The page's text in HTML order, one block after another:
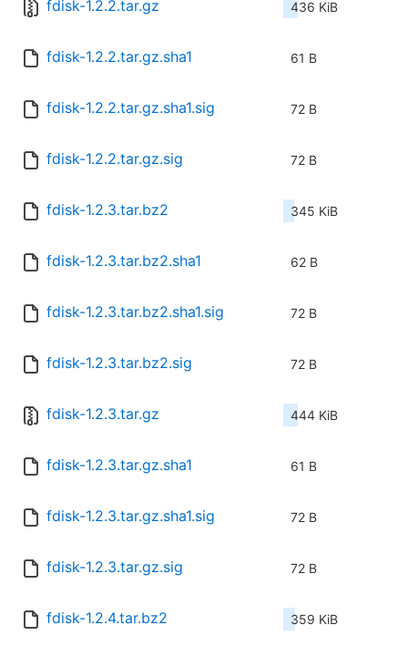
fdisk-1.2.2.tar.gz 436 KiB
fdisk-1.2.2.tar.gz.sha1 61 B
fdisk-1.2.2.tar.gz.sha1.sig 72 B
fdisk-1.2.2.tar.gz.sig 72 B
fdisk-1.2.3.tar.bz2 345 KiB
fdisk-1.2.3.tar.bz2.sha1 62 B
fdisk-1.2.3.tar.bz2.sha1.sig 72 B
fdisk-1.2.3.tar.bz2.sig 72 B
fdisk-1.2.3.tar.gz 444 KiB
fdisk-1.2.3.tar.gz.sha1 61 B
fdisk-1.2.3.tar.gz.sha1.sig 72 B
fdisk-1.2.3.tar.gz.sig 72 B
fdisk-1.2.4.tar.bz2 359 KiB